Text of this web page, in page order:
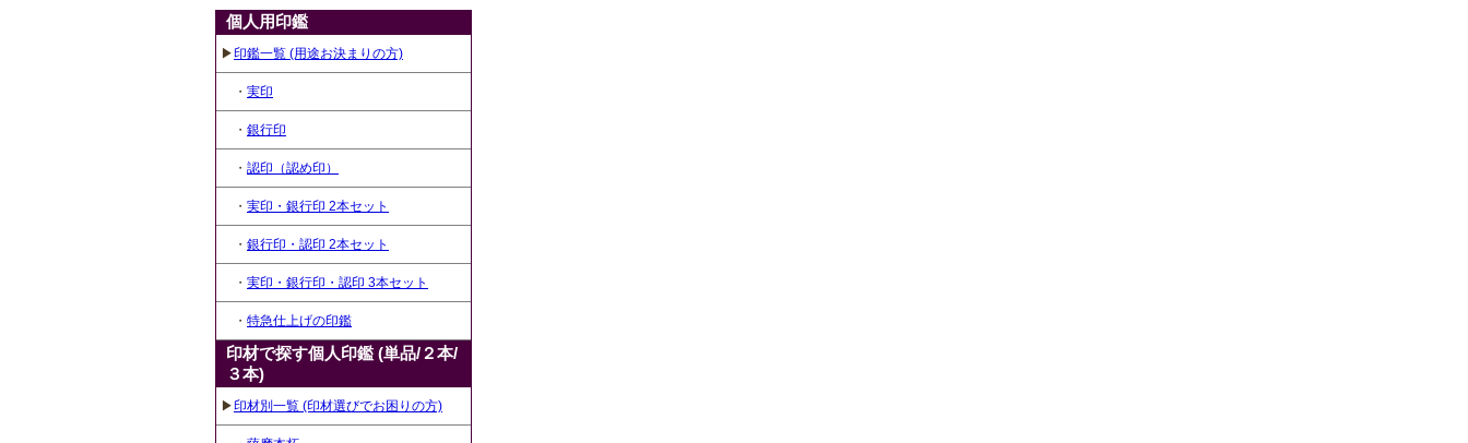
個人用印鑑
▶印鑑一覧 (用途お決まりの方)
・ 実印
・ 銀行印
・ 認印（認め印）
・ 実印・銀行印 2本セット
・ 銀行印・認印 2本セット
・ 実印・銀行印・認印 3本セット
・ 特急仕上げの印鑑
印材で探す個人印鑑 (単品/２本/
３本)
▶印材別一覧 (印材選びでお困りの方)